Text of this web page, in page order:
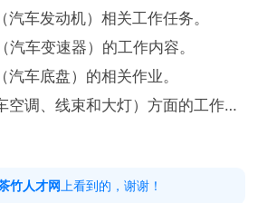
车发动机）相关工作任务。
车变速器）的工作内容。
车底盘）的相关作业。
空调、线束和大灯）方面的工作。
备料及叉车配料）工作。
劳，身体健康
竹人才网 上看到的，谢谢！